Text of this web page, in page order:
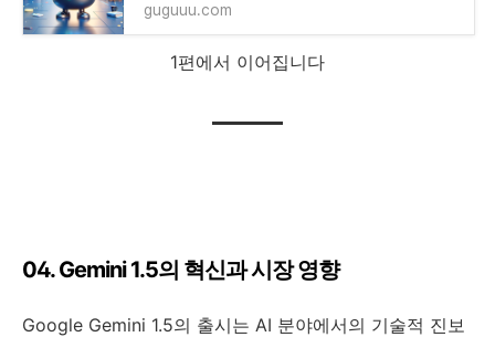
guguuu.com
1편에서 이어집니다
04. Gemini 1.5의 혁신과 시장 영향
Google Gemini 1.5의 출시는 AI 분야에서의 기술적 진보